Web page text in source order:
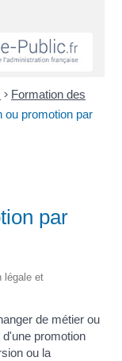
> Formation des
ou promotion par
par
légale et
de métier ou
promotion
ou la